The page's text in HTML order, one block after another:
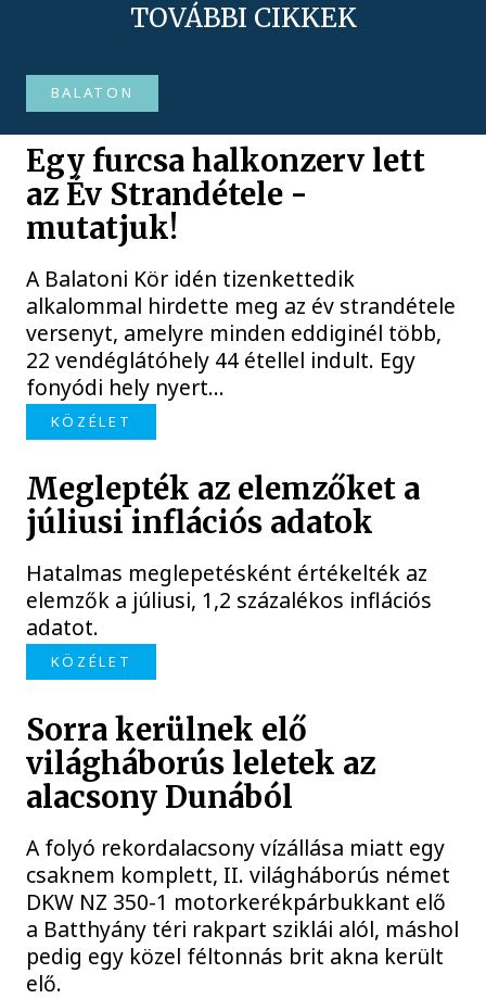
TOVÁBBI CIKKEK
BALATON
Egy furcsa halkonzerv lett
az Év Strandétele -
mutatjuk!
A Balatoni Kör idén tizenkettedik
alkalommal hirdette meg az év strandétele
versenyt, amelyre minden eddiginél több,
22 vendéglátóhely 44 étellel indult. Egy
fonyódi hely nyert...
KÖZÉLET
Meglepték az elemzőket a
júliusi inflációs adatok
Hatalmas meglepetésként értékelték az
elemzők a júliusi, 1,2 százalékos inflációs
adatot.
KÖZÉLET
Sorra kerülnek elő
világháborús leletek az
alacsony Dunából
A folyó rekordalacsony vízállása miatt egy
csaknem komplett, II. világháborús német
DKW NZ 350-1 motorkerékpárbukkant elő
a Batthyány téri rakpart sziklái alól, máshol
pedig egy közel féltonnás brit akna került
elő.